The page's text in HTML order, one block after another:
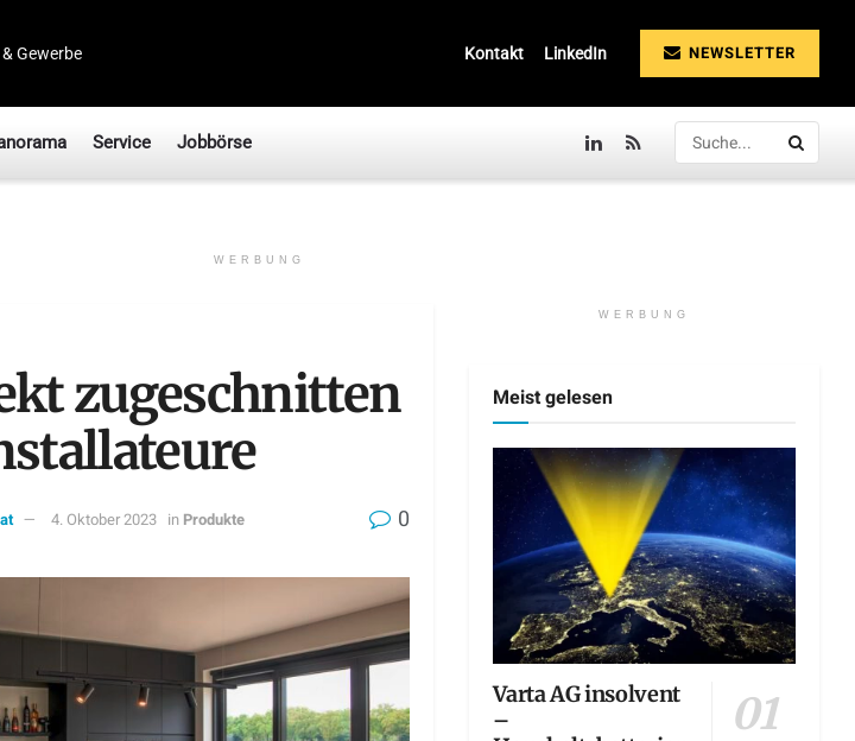
Gewerbe Kontakt LinkedIn NEWSLETTER
Service Jobbörse
WERBUNG
zugeschnitten
4. Oktober 2023 in Produkte 0
WERBUNG
Meist gelesen
Varta AG insolvent
–